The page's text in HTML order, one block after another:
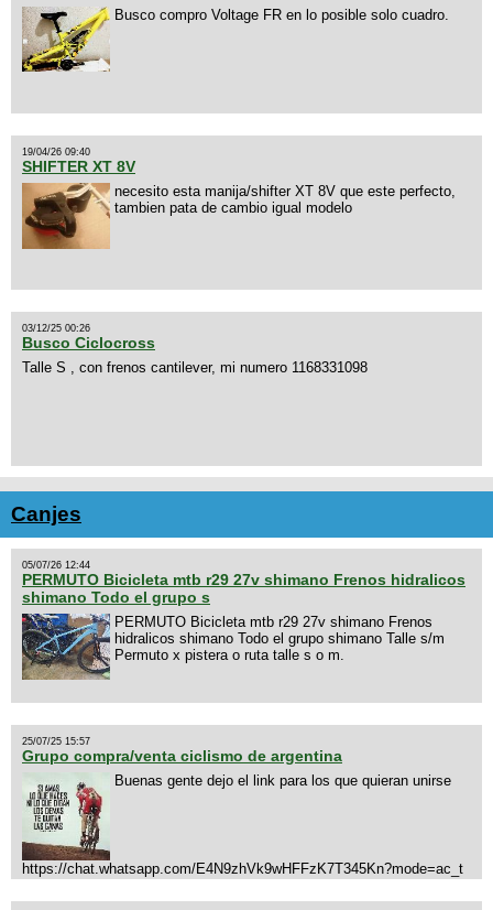
Busco compro Voltage FR en lo posible solo cuadro.
19/04/26 09:40
SHIFTER XT 8V
necesito esta manija/shifter XT 8V que este perfecto,
tambien pata de cambio igual modelo
03/12/25 00:26
Busco Ciclocross
Talle S , con frenos cantilever, mi numero 1168331098
Canjes
05/07/26 12:44
PERMUTO Bicicleta mtb r29 27v shimano Frenos hidralicos
shimano Todo el grupo s
PERMUTO Bicicleta mtb r29 27v shimano Frenos
hidralicos shimano Todo el grupo shimano Talle s/m
Permuto x pistera o ruta talle s o m.
25/07/25 15:57
Grupo compra/venta ciclismo de argentina
Buenas gente dejo el link para los que quieran unirse
https://chat.whatsapp.com/E4N9zhVk9wHFFzK7T345Kn?mode=ac_t